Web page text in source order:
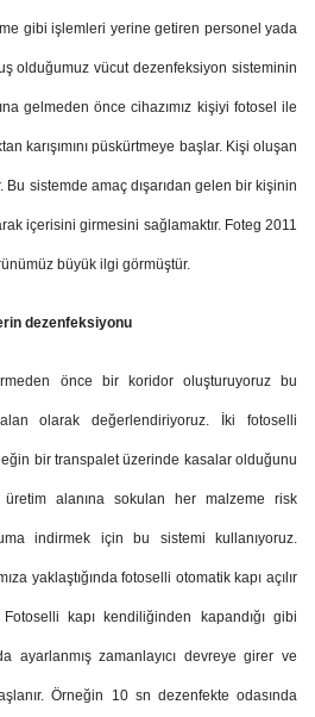
gibi işlemleri yerine getiren personel yada
olduğumuz vücut dezenfeksiyon sisteminin
gelmeden önce cihazımız kişiyi fotosel ile
karışımını püskürtmeye başlar. Kişi oluşan
sistemde amaç dışarıdan gelen bir kişinin
içerisini girmesini sağlamaktır. Foteg 2011
büyük ilgi görmüştür.
dezenfeksiyonu
önce bir koridor oluşturuyoruz bu
olarak değerlendiriyoruz. İki fotoselli
bir transpalet üzerinde kasalar olduğunu
üretim alanına sokulan her malzeme risk
indirmek için bu sistemi kullanıyoruz.
yaklaştığında fotoselli otomatik kapı açılır
kapı kendiliğinden kapandığı gibi
ayarlanmış zamanlayıcı devreye girer ve
Örneğin 10 sn dezenfekte odasında